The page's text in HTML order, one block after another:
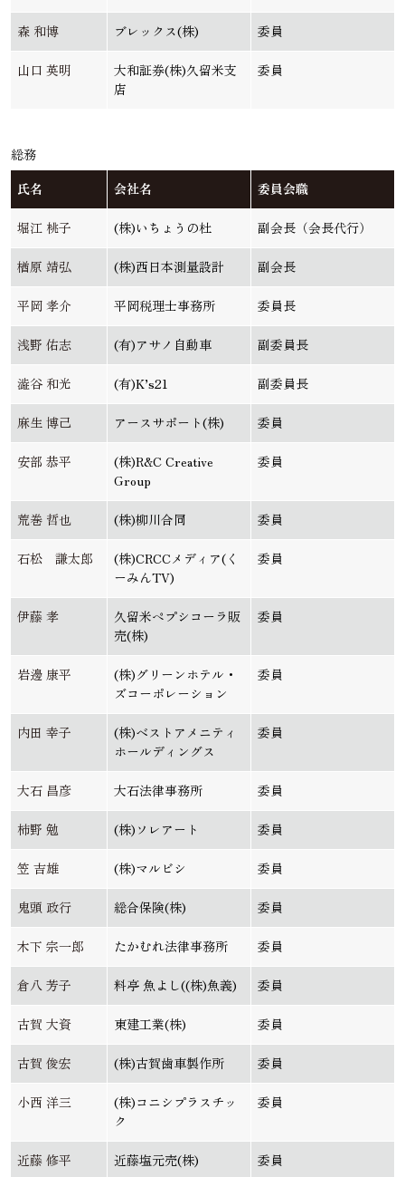
森 和博 ブレックス(株) 委員
山口 英明
大和証券(株)久留米支
店
委員
総務
氏名
会社名 委員会職
堀江 桃子 (株)いちょうの杜 副会長（会長代行）
楢原 靖弘 (株)西日本測量設計 副会長
平岡 孝介 平岡税理士事務所 委員長
浅野 佑志 (有)アサノ自動車 副委員長
澁谷 和光 (有)K’s21 副委員長
麻生 博己 アースサポート(株) 委員
安部 恭平
(株)R&C Creative
Group
委員
荒巻 哲也 (株)柳川合同 委員
石松 謙太郎
(株)CRCCメディア(く
ーみんTV)
委員
伊藤 孝
久留米ペプシコーラ販
売(株)
委員
岩邊 康平
(株)グリーンホテル・
ズコーポレーション
委員
内田 幸子
(株)ベストアメニティ
ホールディングス
委員
大石 昌彦 大石法律事務所 委員
柿野 勉 (株)ソレアート 委員
笠 吉雄 (株)マルビシ 委員
鬼頭 政行 総合保険(株) 委員
木下 宗一郎 たかむれ法律事務所 委員
倉八 芳子 料亭 魚よし((株)魚義) 委員
古賀 大資 東建工業(株) 委員
古賀 俊宏 (株)古賀歯車製作所 委員
小西 洋三
(株)コニシプラスチッ
ク
委員
近藤 修平 近藤塩元売(株) 委員